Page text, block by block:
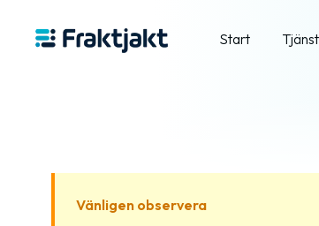
Start
Vänligen observera